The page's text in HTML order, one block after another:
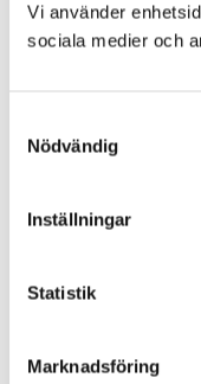
Vi använder
sociala medier och
Nödvändig
Inställningar
Statistik
Marknadsföring